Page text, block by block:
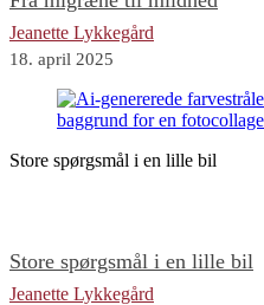
Jeanette Lykkegård
18. april 2025
Store spørgsmål i en lille bil
Store spørgsmål i en lille bil
Jeanette Lykkegård